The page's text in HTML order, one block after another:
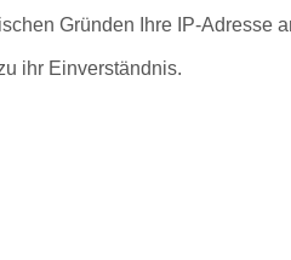
Gründen Ihre IP-Adresse
ihr Einverständnis.